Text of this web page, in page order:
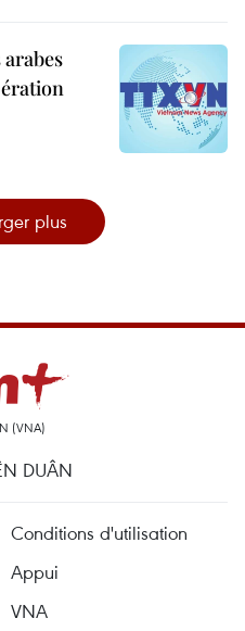
plus
(VNA)
DUÂN
Conditions d'utilisation
Appui
VNA